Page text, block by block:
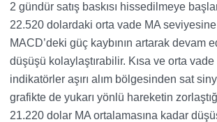
2 gündür satış baskısı hissedilmeye
22.520 dolardaki orta vade MA
MACD’deki güç kaybının artarak devam
düşüşü kolaylaştırabilir. Kısa ve orta
indikatörler aşırı alım bölgesinden sat
grafikte de yukarı yönlü hareketin
21.220 dolar MA ortalamasına kadar